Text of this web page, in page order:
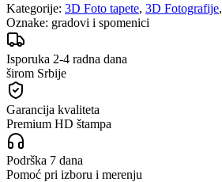
Kategorije: 3D Foto tapete, 3D Fotografije,
Oznake: gradovi i spomenici
Isporuka 2-4 radna dana
širom Srbije
Garancija kvaliteta
Premium HD štampa
Podrška 7 dana
Pomoć pri izboru i merenju